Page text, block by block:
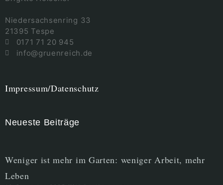
Niedersachsenring 33
21395 Tespe
0171 71 20 945
info@gruenreich.de
Impressum/Datenschutz
Neueste Beiträge
Weniger ist mehr im Garten: weniger Arbeit, mehr
Leben